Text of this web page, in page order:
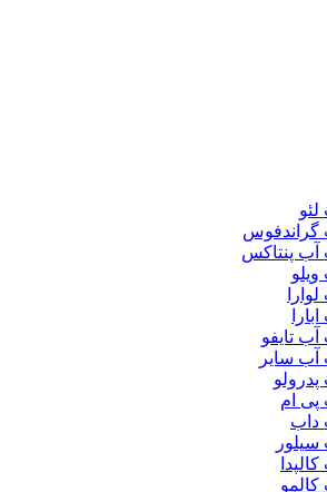
گراندفوس
آب پنتاکس
تایفو
آب سایر
پی ام
داب